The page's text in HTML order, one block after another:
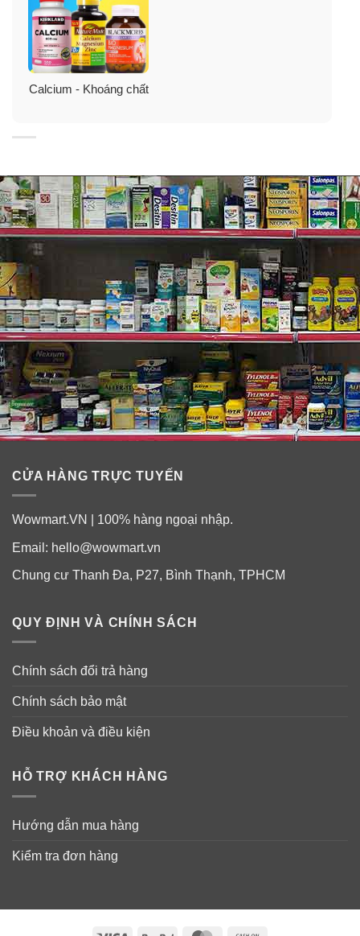
Lợi ích:
✓Hỗ trợ sức khỏe não bộ tổng thể, bao gồm việc giúp
hỗ trợ trí nhớ, sự tập trung, thư giãn, tâm trạng và nhận
thức.
✓ Hỗ trợ giấc ngủ ngon một cách tự nhiên, giúp bạn thư
giãn tâm trí, dễ đi vào giấc ngủ, và ngủ ngon giấc.
Hình ảnh chỉ mang tính chất minh họa. Mẫu mã/ Bao bì/
Calcium - Khoáng chất
CỬA HÀNG TRỰC TUYẾN
Wowmart.VN | 100% hàng ngoại nhập.
Email: hello@wowmart.vn
Chung cư Thanh Đa, P27, Bình Thạnh, TPHCM
QUY ĐỊNH VÀ CHÍNH SÁCH
Chính sách đổi trả hàng
Chính sách bảo mật
Điều khoản và điều kiện
HỖ TRỢ KHÁCH HÀNG
Hướng dẫn mua hàng
Kiểm tra đơn hàng